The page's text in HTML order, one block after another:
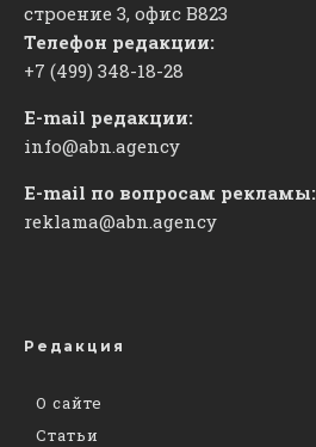
строение 3, офис ​В823
Телефон редакции:
+7 (499) 348-18-28
E-mail редакции:
info@abn.agency
E-mail по вопросам рекламы:
reklama@abn.agency
Редакция
О сайте
Статьи